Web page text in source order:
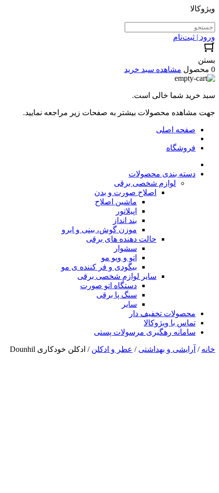
ویژوکالا
ورود | ثبت‌نام
بستن
0 محصول
مشاهده سبد خرید
سبد خرید شما خالی است.
جهت مشاهده محصولات بیشتر به صفحات زیر مراجعه نمایید.
صفحه اصلی
فروشگاه
دسته بندی محصولات
لوازم شخصی برقی
اصلاح صورت و بدن
ماشین اصلاح
اپیلاتور
بند انداز
موزن گوش، بینی و ابرو
حالت دهنده های برقی
سشوار
اتو و ویو مو
بیگودی و فر کننده ی مو
سایر لوازم شخصی برقی
دستگاه اتو صورت
سنگ پا برقی
سایر
محصولات تخفیف دار
تماس با ویژوکالا
سامانه رهگیری مرسولات پستی
خانه / آرایشی و بهداشتی / عطر و ادکلن / ادکلن خودکاری Dounhil